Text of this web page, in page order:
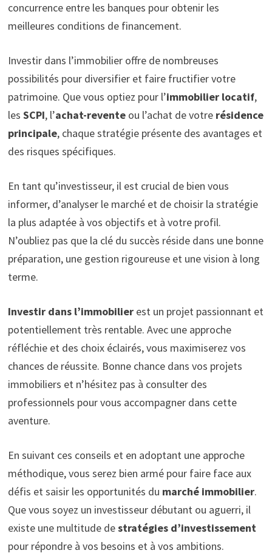
concurrence entre les banques pour obtenir les
meilleures conditions de financement.
Investir dans l’immobilier offre de nombreuses
possibilités pour diversifier et faire fructifier votre
patrimoine. Que vous optiez pour l’immobilier locatif,
les SCPI, l’achat-reventeou l’achat de votre résidence
principale, chaque stratégie présente des avantages et
des risques spécifiques.
En tant qu’investisseur, il est crucial de bien vous
informer, d’analyser le marché et de choisir la stratégie
la plus adaptée à vos objectifs et à votre profil.
N’oubliez pas que la clé du succès réside dans une bonne
préparation, une gestion rigoureuse et une vision à long
terme.
Investir dans l’immobilierest un projet passionnant et
potentiellement très rentable. Avec une approche
réfléchie et des choix éclairés, vous maximiserez vos
chances de réussite. Bonne chance dans vos projets
immobiliers et n’hésitez pas à consulter des
professionnels pour vous accompagner dans cette
aventure.
En suivant ces conseils et en adoptant une approche
méthodique, vous serez bien armé pour faire face aux
défis et saisir les opportunités du marché immobilier.
Que vous soyez un investisseur débutant ou aguerri, il
existe une multitude destratégies d’investissement
pour répondre à vos besoins et à vos ambitions.